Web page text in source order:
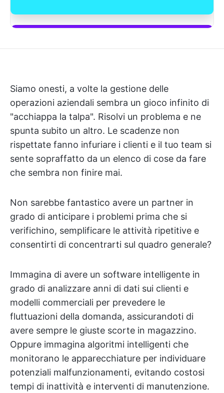
Siamo onesti, a volte la gestione delle
operazioni aziendali sembra un gioco infinito di
"acchiappa la talpa". Risolvi un problema e ne
spunta subito un altro. Le scadenze non
rispettate fanno infuriare i clienti e il tuo team si
sente sopraffatto da un elenco di cose da fare
che sembra non finire mai.
Non sarebbe fantastico avere un partner in
grado di anticipare i problemi prima che si
verifichino, semplificare le attività ripetitive e
consentirti di concentrarti sul quadro generale?
Immagina di avere un software intelligente in
grado di analizzare anni di dati sui clienti e
modelli commerciali per prevedere le
fluttuazioni della domanda, assicurandoti di
avere sempre le giuste scorte in magazzino.
Oppure immagina algoritmi intelligenti che
monitorano le apparecchiature per individuare
potenziali malfunzionamenti, evitando costosi
tempi di inattività e interventi di manutenzione.